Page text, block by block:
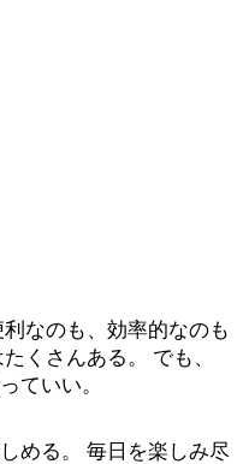
利なのも、効率的なのも
くさんある。
でも、
ていい。
める。
毎日を楽しみ尽